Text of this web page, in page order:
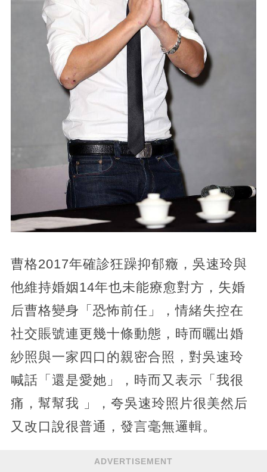
曹格2017年確診狂躁抑郁癥，吳速玲與
他維持婚姻14年也未能療愈對方，失婚
后曹格變身「恐怖前任」，情緒失控在
社交賬號連更幾十條動態，時而曬出婚
紗照與一家四口的親密合照，對吳速玲
喊話「還是愛她」，時而又表示「我很
痛，幫幫我 」，夸吳速玲照片很美然后
又改口說很普通，發言毫無邏輯。
ADVERTISEMENT